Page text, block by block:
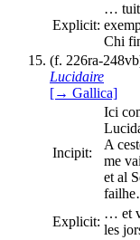
Explicit:
… tuit
Chi
(f. 226ra-
Lucidaire
[→ Gallica]
Incipit:
Ici
A
me
et al
Explicit:
… et
les